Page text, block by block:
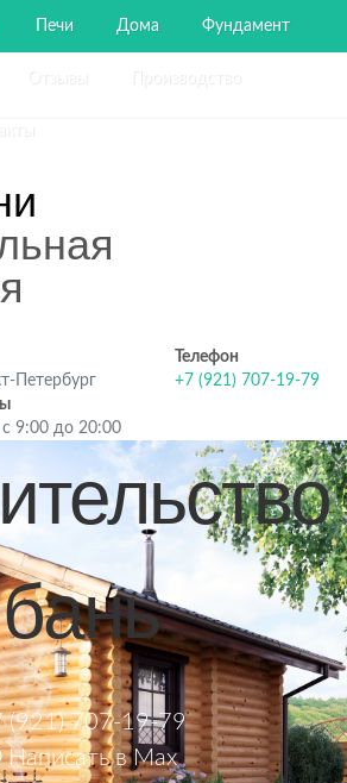
Печи Дома Фундамент
Петербург
Телефон
+7 (921) 707-19-79
9:00 до 20:00
бань
(921) 707-19-79
Написать в Max